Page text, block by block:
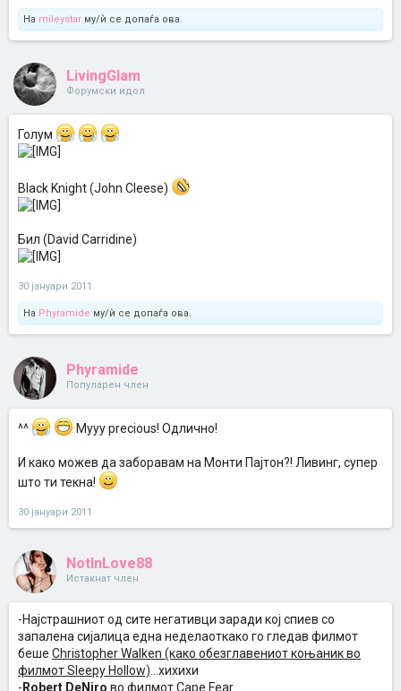
На mileystar му/ѝ се допаѓа ова.
LivingGlam
Форумски идол
Голум
Black Knight (John Cleese)
Бил (David Carridine)
30 јануари 2011
На Phyramide му/ѝ се допаѓа ова.
Phyramide
Популарен член
^^ Myyy precious! Одлично!
И како можев да заборавам на Монти Пајтон?! Ливинг, супер
што ти текна!
30 јануари 2011
NotInLove88
Истакнат член
-Најстрашниот од сите негативци заради кој спиев со
запалена сијалица една неделаоткако го гледав филмот
беше Christopher Walken (како обезглавениот коњаник во
филмот Sleepy Hollow) ...хихихи
- Robert DeNiro во филмот Cape Fear